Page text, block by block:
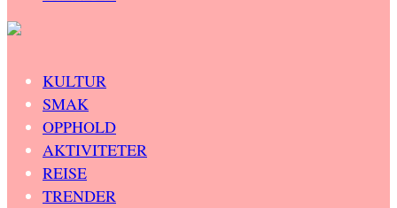
KULTUR
SMAK
OPPHOLD
AKTIVITETER
REISE
TRENDER